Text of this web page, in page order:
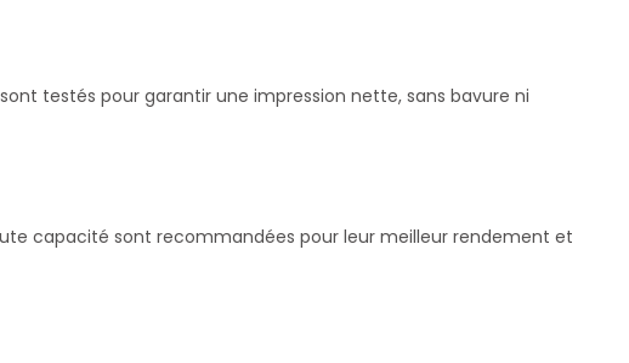
sont testés pour garantir une impression nette, sans bavure ni
capacité sont recommandées pour leur meilleur rendement et